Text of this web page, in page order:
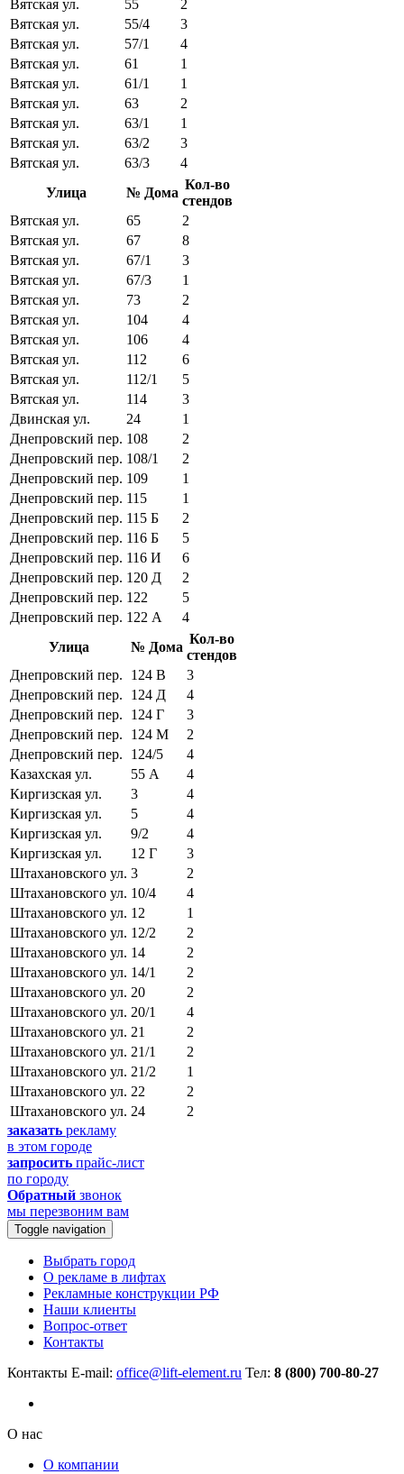
Вятская ул.
55
2
Вятская ул.
55/4
3
Вятская ул.
57/1
4
Вятская ул.
61
1
Вятская ул.
61/1
1
Вятская ул.
63
2
Вятская ул.
63/1
1
Вятская ул.
63/2
3
Вятская ул.
63/3
4
Улица
№ Дома
Кол-во
стендов
Вятская ул.
65
2
Вятская ул.
67
8
Вятская ул.
67/1
3
Вятская ул.
67/3
1
Вятская ул.
73
2
Вятская ул.
104
4
Вятская ул.
106
4
Вятская ул.
112
6
Вятская ул.
112/1
5
Вятская ул.
114
3
Двинская ул.
24
1
Днепровский пер. 108
2
Днепровский пер. 108/1
2
Днепровский пер. 109
1
Днепровский пер. 115
1
Днепровский пер. 115 Б
2
Днепровский пер. 116 Б
5
Днепровский пер. 116 И
6
Днепровский пер. 120 Д
2
Днепровский пер. 122
5
Днепровский пер. 122 А
4
Улица
№ Дома
Кол-во
стендов
Днепровский пер.
124 В
3
Днепровский пер.
124 Д
4
Днепровский пер.
124 Г
3
Днепровский пер.
124 М
2
Днепровский пер.
124/5
4
Казахская ул.
55 А
4
Киргизская ул.
3
4
Киргизская ул.
5
4
Киргизская ул.
9/2
4
Киргизская ул.
12 Г
3
Штахановского ул. 3
2
Штахановского ул. 10/4
4
Штахановского ул. 12
1
Штахановского ул. 12/2
2
Штахановского ул. 14
2
Штахановского ул. 14/1
2
Штахановского ул. 20
2
Штахановского ул. 20/1
4
Штахановского ул. 21
2
Штахановского ул. 21/1
2
Штахановского ул. 21/2
1
Штахановского ул. 22
2
Штахановского ул. 24
2
заказать рекламу
в этом городе
запросить прайс-лист
по городу
Обратный звонок
мы перезвоним вам
Toggle navigation
Выбрать город
О рекламе в лифтах
Рекламные конструкции РФ
Наши клиенты
Вопрос-ответ
Контакты
Контакты E-mail: office@lift-element.ru Тел: 8 (800) 700-80-27
О нас
О компании